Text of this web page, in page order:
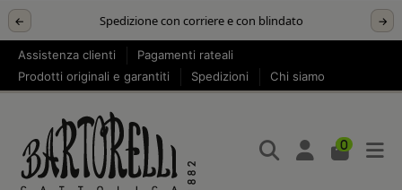
← Spedizione con corriere e con blindato →
Assistenza clienti
Pagamenti rateali
Prodotti originali e garantiti
Spedizioni Chi siamo
0